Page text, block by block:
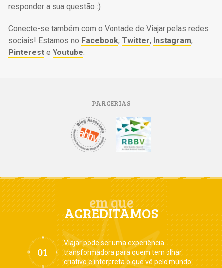
responder a sua questão :)
Conecte-se também com o Vontade de Viajar pelas redes
sociais! Estamos no Facebook, Twitter, Instagram,
Pintereste Youtube
PARCERIAS
em que
ACREDITAMOS
Viajar pode ser uma experiência
transformadora para quem tem olhar
criativo e interpreta o que vê pelo mundo.